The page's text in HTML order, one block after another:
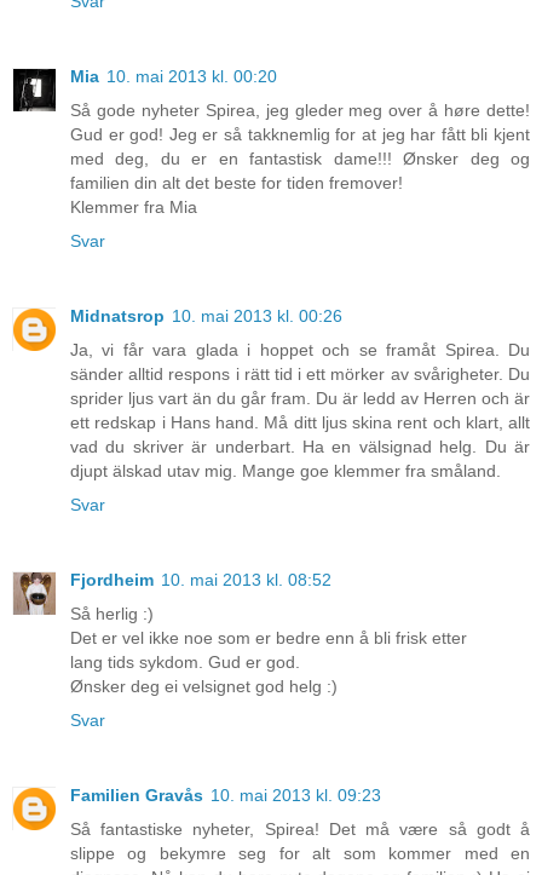
Mia 10. mai 2013 kl. 00:20
Så gode nyheter Spirea, jeg gleder meg over å høre dette!
Gud er god! Jeg er så takknemlig for at jeg har fått bli kjent
med deg, du er en fantastisk dame!!! Ønsker deg og
familien din alt det beste for tiden fremover!
Klemmer fra Mia
Svar
Midnatsrop 10. mai 2013 kl. 00:26
Ja, vi får vara glada i hoppet och se framåt Spirea. Du
sänder alltid respons i rätt tid i ett mörker av svårigheter. Du
sprider ljus vart än du går fram. Du är ledd av Herren och är
ett redskap i Hans hand. Må ditt ljus skina rent och klart, allt
vad du skriver är underbart. Ha en välsignad helg. Du är
djupt älskad utav mig. Mange goe klemmer fra småland.
Svar
Fjordheim 10. mai 2013 kl. 08:52
Så herlig :)
Det er vel ikke noe som er bedre enn å bli frisk etter
lang tids sykdom. Gud er god.
Ønsker deg ei velsignet god helg :)
Svar
Familien Gravås 10. mai 2013 kl. 09:23
Så fantastiske nyheter, Spirea! Det må være så godt å
slippe og bekymre seg for alt som kommer med en